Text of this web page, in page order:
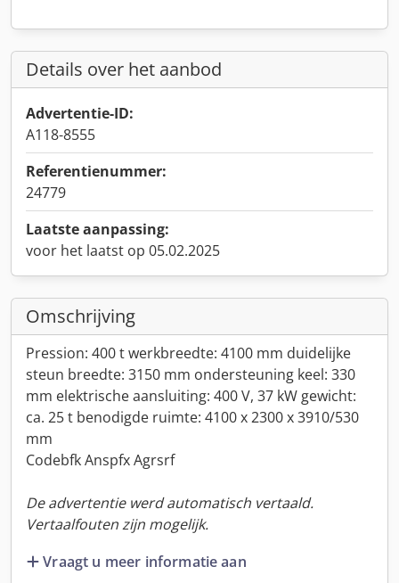
Details over het aanbod
Advertentie-ID:
A118-8555
Referentienummer:
24779
Laatste aanpassing:
voor het laatst op 05.02.2025
Omschrijving
Pression: 400 t werkbreedte: 4100 mm duidelijke
steun breedte: 3150 mm ondersteuning keel: 330
mm elektrische aansluiting: 400 V, 37 kW gewicht:
ca. 25 t benodigde ruimte: 4100 x 2300 x 3910/530
mm
Codebfk Anspfx Agrsrf
De advertentie werd automatisch vertaald.
Vertaalfouten zijn mogelijk.
Vraagt u meer informatie aan